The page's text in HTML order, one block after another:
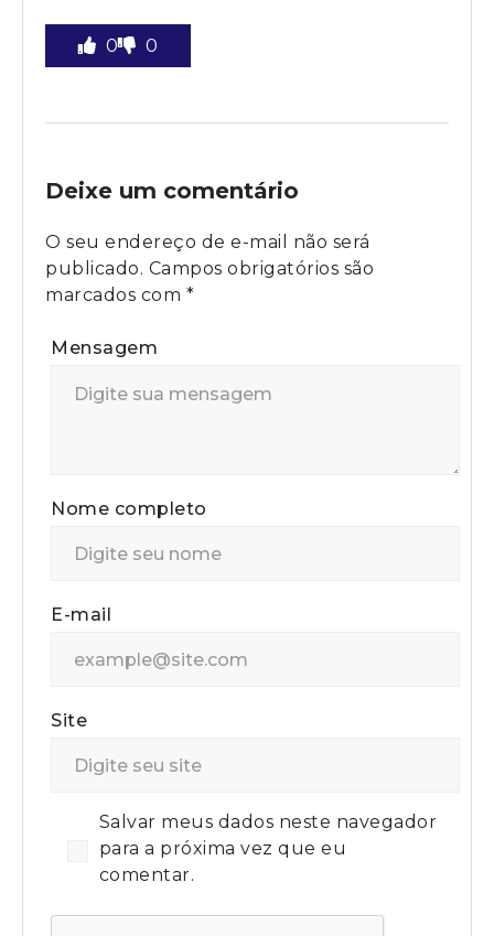
0 0
Deixe um comentário
O seu endereço de e-mail não será
publicado. Campos obrigatórios são
marcados com *
Mensagem
Nome completo
E-mail
Site
Salvar meus dados neste navegador
para a próxima vez que eu
comentar.